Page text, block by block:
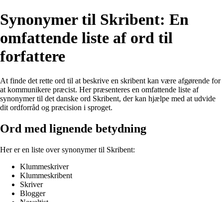
Synonymer til Skribent: En
omfattende liste af ord til
forfattere
At finde det rette ord til at beskrive en skribent kan være afgørende for
at kommunikere præcist. Her præsenteres en omfattende liste af
synonymer til det danske ord Skribent, der kan hjælpe med at udvide
dit ordforråd og præcision i sproget.
Ord med lignende betydning
Her er en liste over synonymer til Skribent:
Klummeskriver
Klummeskribent
Skriver
Blogger